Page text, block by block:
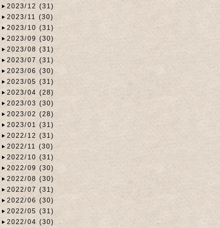
2023/12 (31)
2023/11 (30)
2023/10 (31)
2023/09 (30)
2023/08 (31)
2023/07 (31)
2023/06 (30)
2023/05 (31)
2023/04 (28)
2023/03 (30)
2023/02 (28)
2023/01 (31)
2022/12 (31)
2022/11 (30)
2022/10 (31)
2022/09 (30)
2022/08 (30)
2022/07 (31)
2022/06 (30)
2022/05 (31)
2022/04 (30)